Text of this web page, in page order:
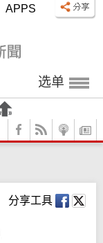
APPS
选单
分享工具